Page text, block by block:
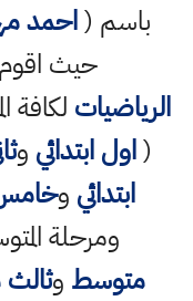
باسم (احمد
حيث
الرياضيات لكافة
(اول ابتدائي و
ابتدائي وخامس
ومرحلة
متوسط و